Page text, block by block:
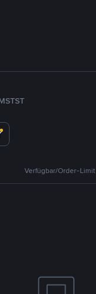
TST
Verfügbar/Order-Limit